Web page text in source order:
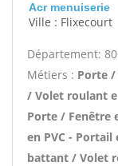
Acr menuiserie
Ville : Flixecourt
Département: 80
Métiers : Porte
/ Volet roulant
Porte / Fenêtre
en PVC - Portail
battant / Volet